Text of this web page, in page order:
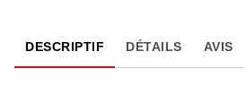
DESCRIPTIF DÉTAILS AVIS